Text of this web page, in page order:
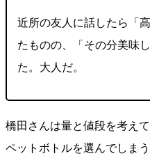
近所の友人に話したら「
たものの、「その分美味
た。大人だ。
橋田さんは量と値段を考え
ペットボトルを選んでしま